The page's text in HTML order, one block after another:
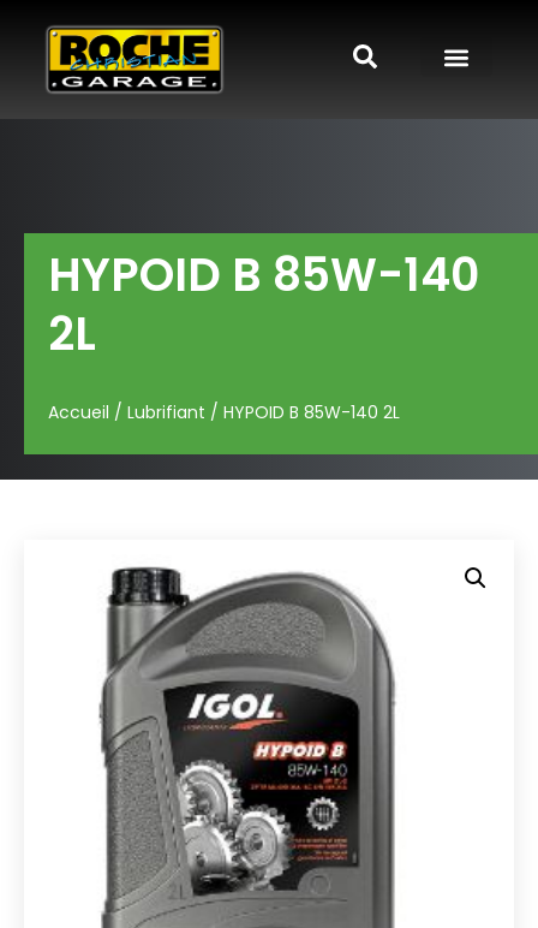
HYPOID B 85W-140
2L
Accueil / Lubrifiant / HYPOID B 85W-140 2L